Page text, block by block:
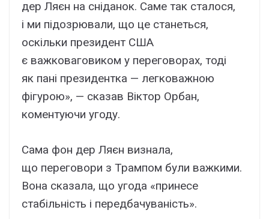
дер Ляєн на сніданок. Саме так сталося,
і ми підозрювали, що це станеться,
оскільки президент США
є важковаговиком у переговорах, тоді
як пані президентка — легковажною
фігурою», — сказав Віктор Орбан,
коментуючи угоду.
Сама фон дер Ляєн визнала,
що переговори з Трампом були важкими.
Вона сказала, що угода «принесе
стабільність і передбачуваність».